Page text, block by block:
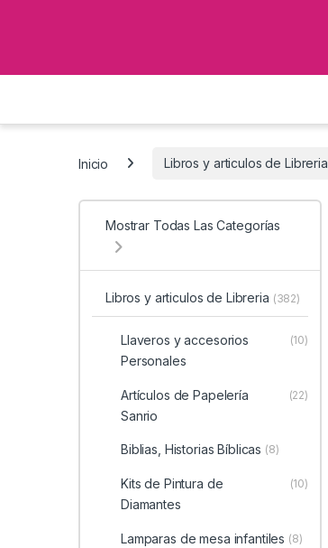
Inicio Libros y articulos de Libreria
Mostrar Todas Las Categorías
Libros y articulos de Libreria (382)
Llaveros y accesorios
Personales
(10)
Artículos de Papelería
Sanrio
(22)
Biblias, Historias Bíblicas (8)
Kits de Pintura de
Diamantes
(10)
Lamparas de mesa infantiles (8)